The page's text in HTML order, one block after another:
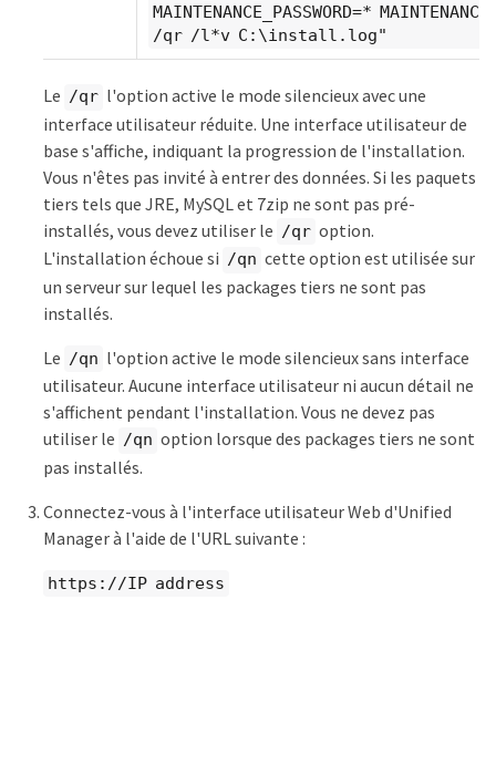
MAINTENANCE_PASSWORD=*
/qr /l*v C:\install.log"
Le /qr l'option active le mode silencieux avec une
interface utilisateur réduite. Une interface utilisateur de
base s'affiche, indiquant la progression de l'installation.
Vous n'êtes pas invité à entrer des données. Si les paquets
tiers tels que JRE, MySQL et 7zip ne sont pas pré-
installés, vous devez utiliser le /qr option.
L'installation échoue si /qn cette option est utilisée sur
un serveur sur lequel les packages tiers ne sont pas
installés.
Le /qn l'option active le mode silencieux sans interface
utilisateur. Aucune interface utilisateur ni aucun détail ne
s'affichent pendant l'installation. Vous ne devez pas
utiliser le /qn option lorsque des packages tiers ne sont
pas installés.
Connectez-vous à l'interface utilisateur Web d'Unified
Manager à l'aide de l'URL suivante :
https://IP address